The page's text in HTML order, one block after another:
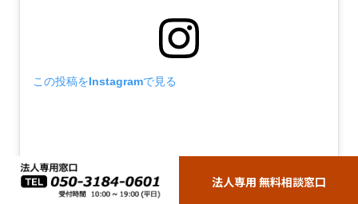
この投稿をInstagramで見る
法人専用 無料相談窓口